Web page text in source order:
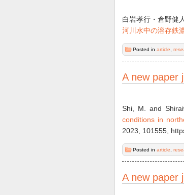
白岩孝行・倉野健
河川水中の溶存鉄
Posted in article,
A new paper
Shi, M. and
conditions in
2023, 101555,
Posted in article,
A new paper